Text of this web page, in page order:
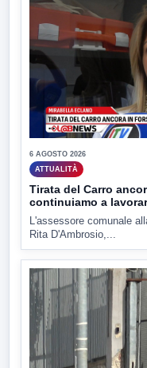
6 AGOSTO 2026
ATTUALITÀ
Tirata del Carro
continuiamo a
L'assessore comunale
Rita D'Ambrosio,...